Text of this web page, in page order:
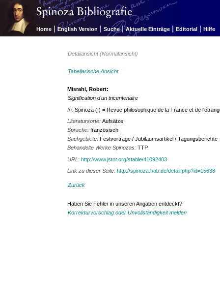
Home | English Version | Suche | Aktuelle Einträge | Editorial | Hilfe
Detailansicht (Normalansicht)
Tabellarische Ansicht
Misrahi, Robert:
Signification d'un tricentenaire
In:Spinoza (I) = Revue philosophique de la France et de
Literatursorte:Aufsätze
Sprache:französisch
Sachgebiete:Festvorträge / Jubiläumsartikel / Tagungsberichte
Behandelte Werke Spinozas:TTP
URL:http://www.jstor.org/stable/41092403
Link zu dieser Seite:http://spinoza.hab.de/detail.php?id=15638
Zurück
Haben Sie Fehler in unseren Angaben entdeckt?
Korrekturvorschlag oder Unvollständigkeit melden